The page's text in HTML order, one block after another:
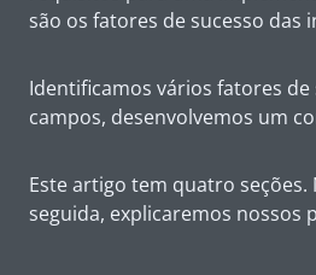
são os fatores de sucesso das
Identificamos vários fatores
campos, desenvolvemos um
Este artigo tem quatro
seguida, explicaremos nossos